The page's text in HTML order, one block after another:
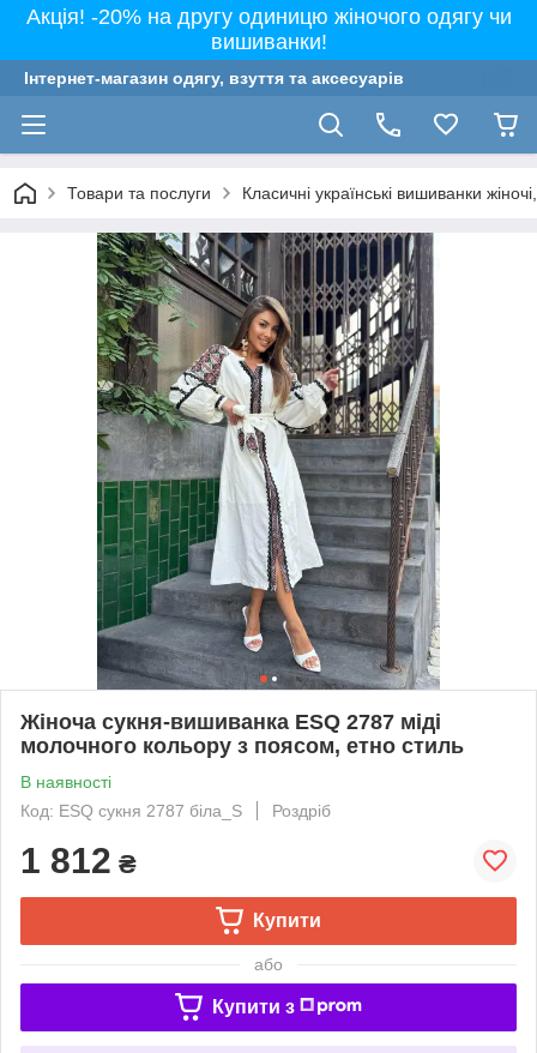
Акція! -20% на другу одиницю жіночого одягу чи
вишиванки!
Інтернет-магазин одягу, взуття та аксесуарів
Товари та послуги Класичні українські вишиванки
Жіноча сукня-вишиванка ESQ 2787 міді
молочного кольору з поясом, етно стиль
В наявності
Код: ESQ сукня 2787 біла_S
Роздріб
1 812 ₴
Купити
або
Купити з